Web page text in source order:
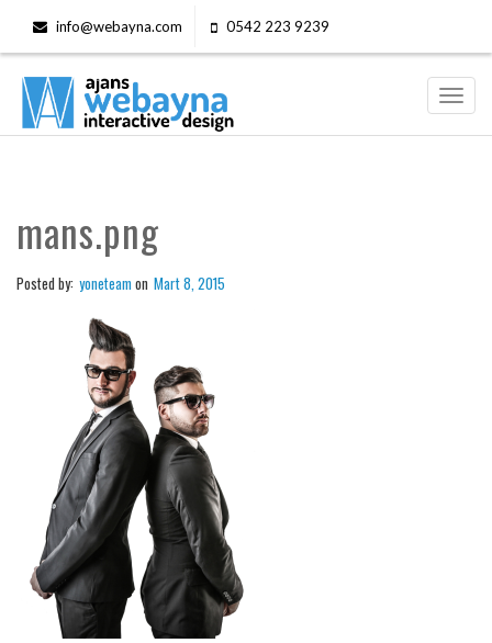
info@webayna.com 0542 223 9239
mans.png
Posted by: yoneteam on Mart 8, 2015